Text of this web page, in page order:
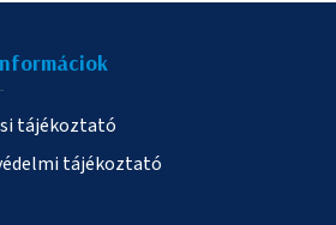
tájékoztató
tájékoztató